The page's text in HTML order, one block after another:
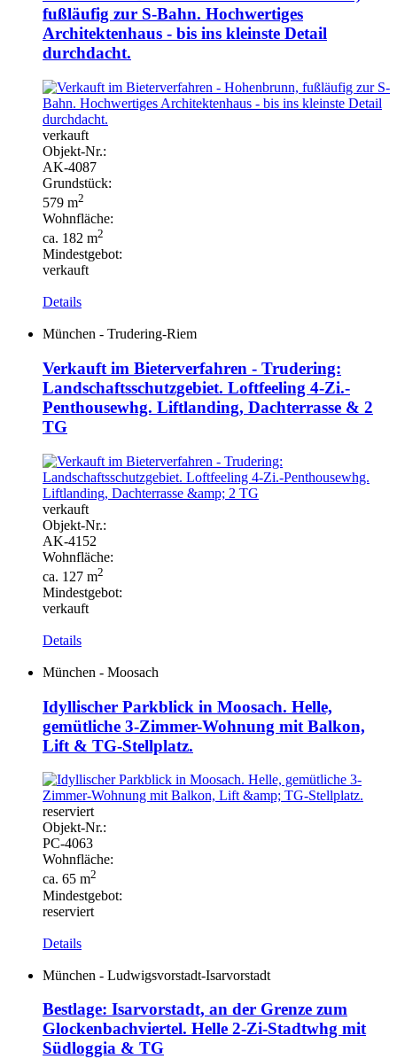
fußläufig zur S-Bahn. Hochwertiges
Architektenhaus - bis ins kleinste Detail
durchdacht.
verkauft
Objekt-Nr.:
AK-4087
Grundstück:
579 m2
Wohnfläche:
ca. 182 m2
Mindestgebot:
verkauft
Details
München - Trudering-Riem
Verkauft im Bieterverfahren - Trudering:
Landschaftsschutzgebiet. Loftfeeling 4-Zi.-
Penthousewhg. Liftlanding, Dachterrasse & 2
TG
verkauft
Objekt-Nr.:
AK-4152
Wohnfläche:
ca. 127 m2
Mindestgebot:
verkauft
Details
München - Moosach
Idyllischer Parkblick in Moosach. Helle,
gemütliche 3-Zimmer-Wohnung mit Balkon,
Lift & TG-Stellplatz.
reserviert
Objekt-Nr.:
PC-4063
Wohnfläche:
ca. 65 m2
Mindestgebot:
reserviert
Details
München - Ludwigsvorstadt-Isarvorstadt
Bestlage: Isarvorstadt, an der Grenze zum
Glockenbachviertel. Helle 2-Zi-Stadtwhg mit
Südloggia & TG